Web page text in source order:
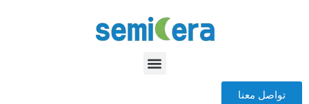
تواصل معنا